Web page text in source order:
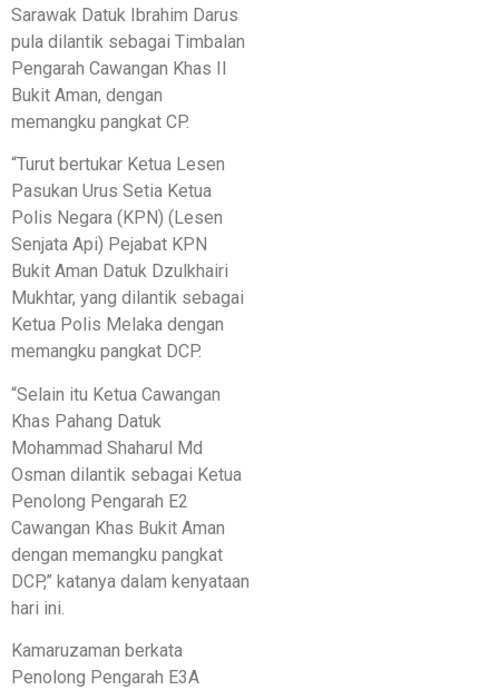
Sarawak Datuk Ibrahim Darus
pula dilantik sebagai Timbalan
Pengarah Cawangan Khas II
Bukit Aman, dengan
memangku pangkat CP.
“Turut bertukar Ketua Lesen
Pasukan Urus Setia Ketua
Polis Negara (KPN) (Lesen
Senjata Api) Pejabat KPN
Bukit Aman Datuk Dzulkhairi
Mukhtar, yang dilantik sebagai
Ketua Polis Melaka dengan
memangku pangkat DCP.
“Selain itu Ketua Cawangan
Khas Pahang Datuk
Mohammad Shaharul Md
Osman dilantik sebagai Ketua
Penolong Pengarah E2
Cawangan Khas Bukit Aman
dengan memangku pangkat
DCP,” katanya dalam kenyataan
hari ini.
Kamaruzaman berkata
Penolong Pengarah E3A